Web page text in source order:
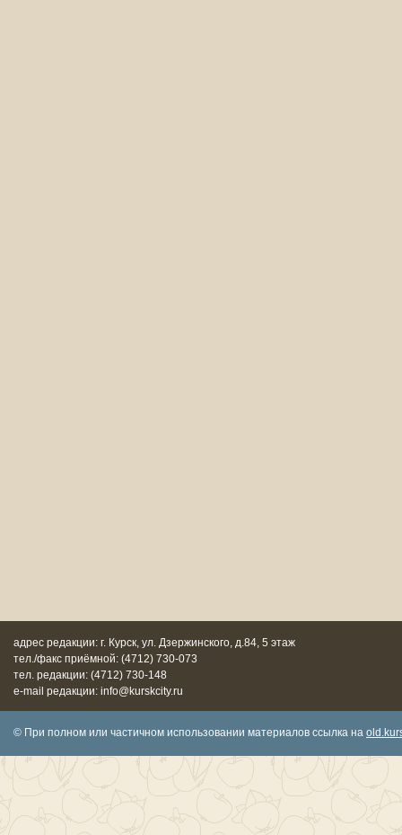
адрес редакции: г. Курск, ул. Дзержинского, д.84, 5 этаж
тел./факс приёмной: (4712) 730-073
тел. редакции: (4712) 730-148
e-mail редакции: info@kurskcity.ru
© При полном или частичном использовании материалов ссылка на